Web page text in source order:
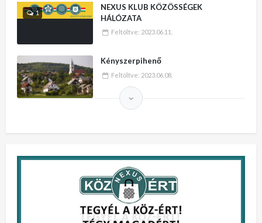
1
NEXUS KLUB KÖZÖSSÉGEK
HÁLÓZATA
Feltöltve: 2023.06.11.
Kényszerpihenő
Feltöltve: 2023.06.08.